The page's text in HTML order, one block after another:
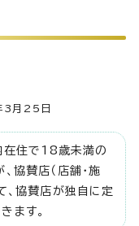
月25日
在住で18歳未満の
協賛店（店舗・施
、協賛店が独自に定
ます。